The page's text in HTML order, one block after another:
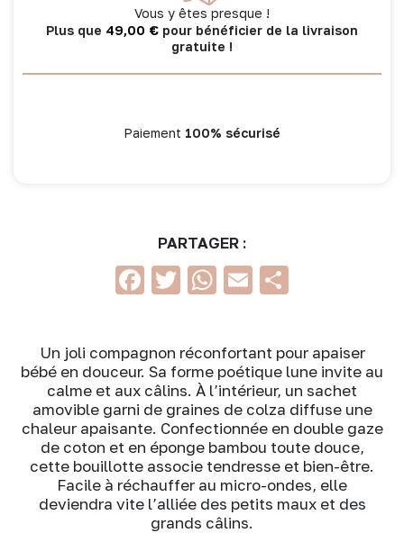
Vous y êtes presque !
Plus que 49,00 € pour bénéficier de la livraison
gratuite !
Paiement 100% sécurisé
PARTAGER :
Facebook
Twitter
WhatsApp
Email
Un joli compagnon réconfortant pour apaiser
bébé en douceur. Sa forme poétique lune invite au
calme et aux câlins. À l’intérieur, un sachet
amovible garni de graines de colza diffuse une
chaleur apaisante. Confectionnée en double gaze
de coton et en éponge bambou toute douce,
cette bouillotte associe tendresse et bien-être.
Facile à réchauffer au micro-ondes, elle
deviendra vite l’alliée des petits maux et des
grands câlins.